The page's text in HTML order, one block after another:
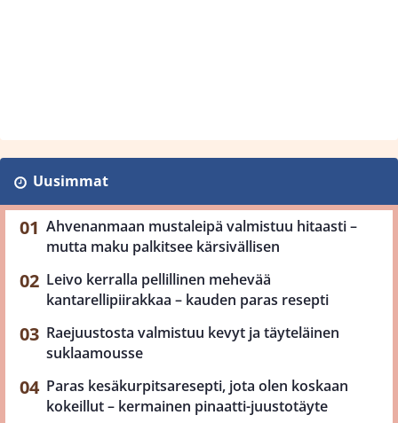
Uusimmat
Ahvenanmaan mustaleipä valmistuu hitaasti –
mutta maku palkitsee kärsivällisen
Leivo kerralla pellillinen mehevää
kantarellipiirakkaa – kauden paras resepti
Raejuustosta valmistuu kevyt ja täyteläinen
suklaamousse
Paras kesäkurpitsaresepti, jota olen koskaan
kokeillut – kermainen pinaatti-juustotäyte